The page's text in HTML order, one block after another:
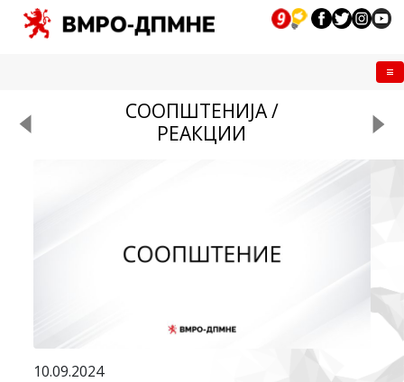
СООПШТЕНИЈА /
РЕАКЦИИ
10.09.2024